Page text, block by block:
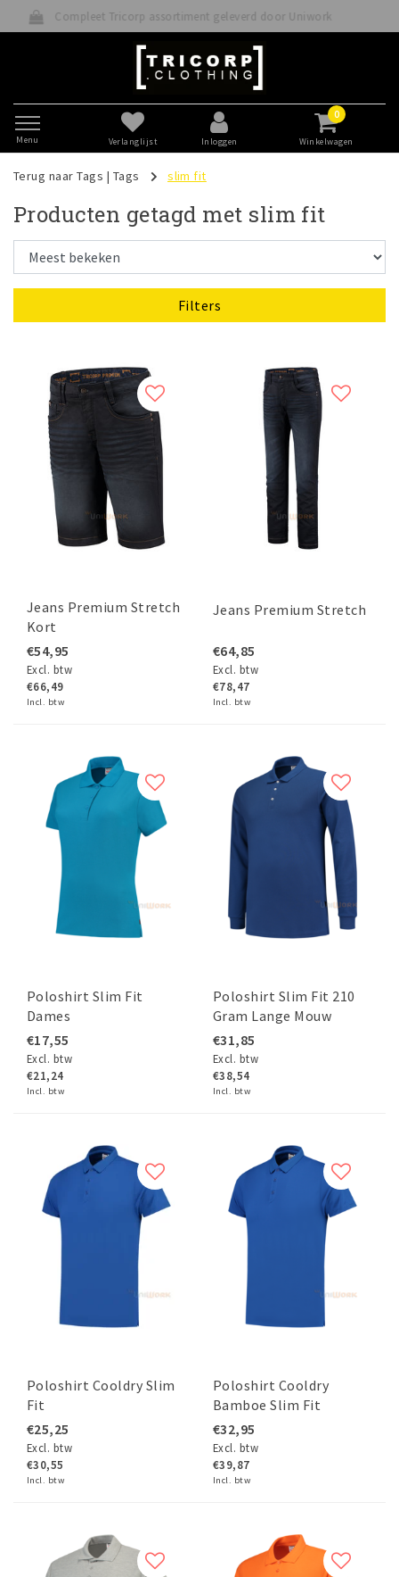
geleverd door Uniwork Betaal veilig
Menu Verlanglijst Inloggen
0
Winkelwagen
Terug naar Tags | Tags slim fit
Producten getagd met slim fit
Filters
Jeans Premium Stretch
Kort
€54,95
Excl. btw
€66,49
Incl. btw
Jeans Premium Stretch
€64,85
Excl. btw
€78,47
Incl. btw
Poloshirt Slim Fit
Dames
€17,55
Excl. btw
€21,24
Incl. btw
Poloshirt Slim Fit 210
Gram Lange Mouw
€31,85
Excl. btw
€38,54
Incl. btw
Poloshirt Cooldry Slim
Fit
€25,25
Excl. btw
€30,55
Incl. btw
Poloshirt Cooldry
Bamboe Slim Fit
€32,95
Excl. btw
€39,87
Incl. btw